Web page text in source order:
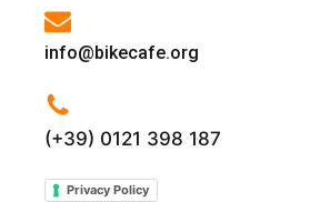
info@bikecafe.org
(+39) 0121 398 187
Privacy Policy